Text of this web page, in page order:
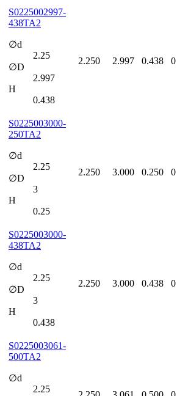
S0225002997-
438TA2
∅d
2.25
∅D
2.997
H
0.438
2.250 2.997 0.438 0
S0225003000-
250TA2
∅d
2.25
∅D
3
H
0.25
2.250 3.000 0.250 0
S0225003000-
438TA2
∅d
2.25
∅D
3
H
0.438
2.250 3.000 0.438 0
S0225003061-
500TA2
∅d
2.25